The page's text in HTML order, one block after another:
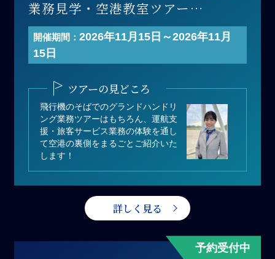
業務見学・空港教室ツアー
開催日 ：2026年11月15日(日)
寄付金額：110,000円（1組あたり）
募集人数：1組（1組 最大3名まで）
＊1組あたりの人数は3名以下でも寄
付可能
開催期間： 2026年11月15日～2026年11月
15日
ツアーの見どころ
飛行機のそばでのグランドハンドリ
ング業務ツアーはもちろん、運航支
援・旅客サービス業務の体験を通し
て空港の裏側をまるごとご紹介いた
します！
詳しく見る
予約受付中